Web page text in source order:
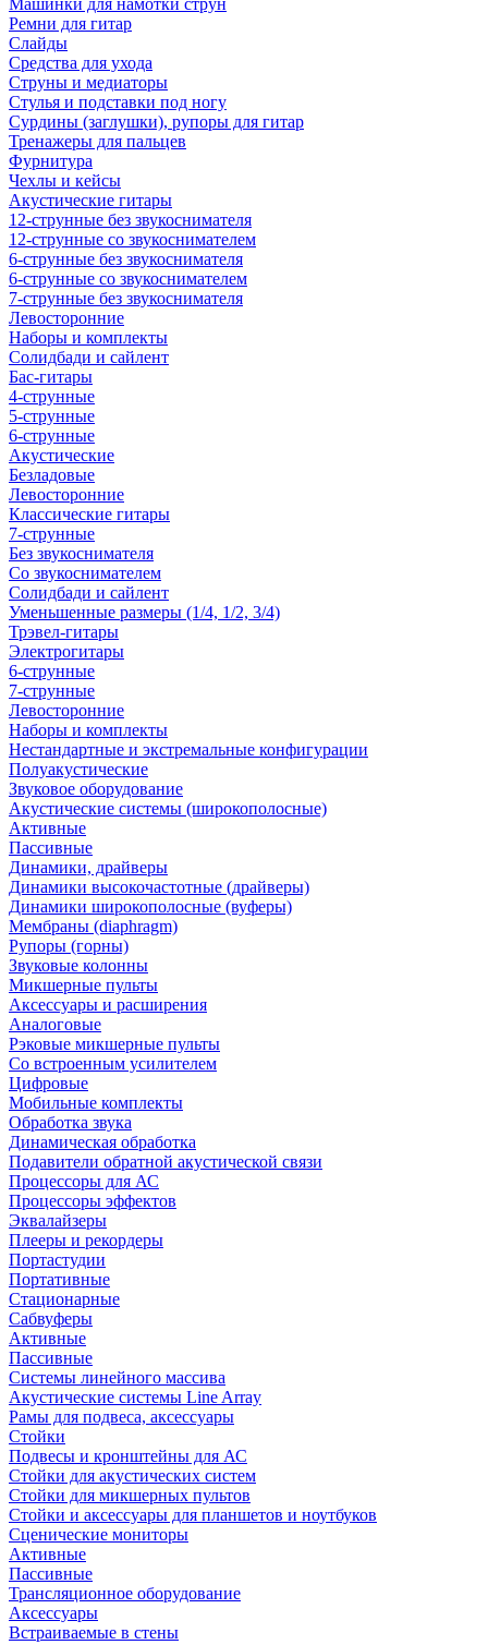
Машинки для намотки струн
Ремни для гитар
Слайды
Средства для ухода
Струны и медиаторы
Стулья и подставки под ногу
Сурдины (заглушки), рупоры для гитар
Тренажеры для пальцев
Фурнитура
Чехлы и кейсы
Акустические гитары
12-струнные без звукоснимателя
12-струнные со звукоснимателем
6-струнные без звукоснимателя
6-струнные со звукоснимателем
7-струнные без звукоснимателя
Левосторонние
Наборы и комплекты
Солидбади и сайлент
Бас-гитары
4-струнные
5-струнные
6-струнные
Акустические
Безладовые
Левосторонние
Классические гитары
7-струнные
Без звукоснимателя
Со звукоснимателем
Солидбади и сайлент
Уменьшенные размеры (1/4, 1/2, 3/4)
Трэвел-гитары
Электрогитары
6-струнные
7-струнные
Левосторонние
Наборы и комплекты
Нестандартные и экстремальные конфигурации
Полуакустические
Звуковое оборудование
Акустические системы (широкополосные)
Активные
Пассивные
Динамики, драйверы
Динамики высокочастотные (драйверы)
Динамики широкополосные (вуферы)
Мембраны (diaphragm)
Рупоры (горны)
Звуковые колонны
Микшерные пульты
Аксессуары и расширения
Аналоговые
Рэковые микшерные пульты
Со встроенным усилителем
Цифровые
Мобильные комплекты
Обработка звука
Динамическая обработка
Подавители обратной акустической связи
Процессоры для АС
Процессоры эффектов
Эквалайзеры
Плееры и рекордеры
Портастудии
Портативные
Стационарные
Сабвуферы
Активные
Пассивные
Системы линейного массива
Акустические системы Line Array
Рамы для подвеса, аксессуары
Стойки
Подвесы и кронштейны для АС
Стойки для акустических систем
Стойки для микшерных пультов
Стойки и аксессуары для планшетов и ноутбуков
Сценические мониторы
Активные
Пассивные
Трансляционное оборудование
Аксессуары
Встраиваемые в стены